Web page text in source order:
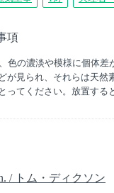
項
色の濃淡や模様に個体差
が見られ、それらは天然
ってください。放置する
/ トム・ディクソン